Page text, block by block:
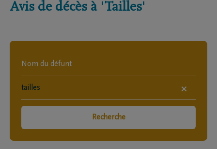
Avis de décès à 'Tailles'
×
Recherche